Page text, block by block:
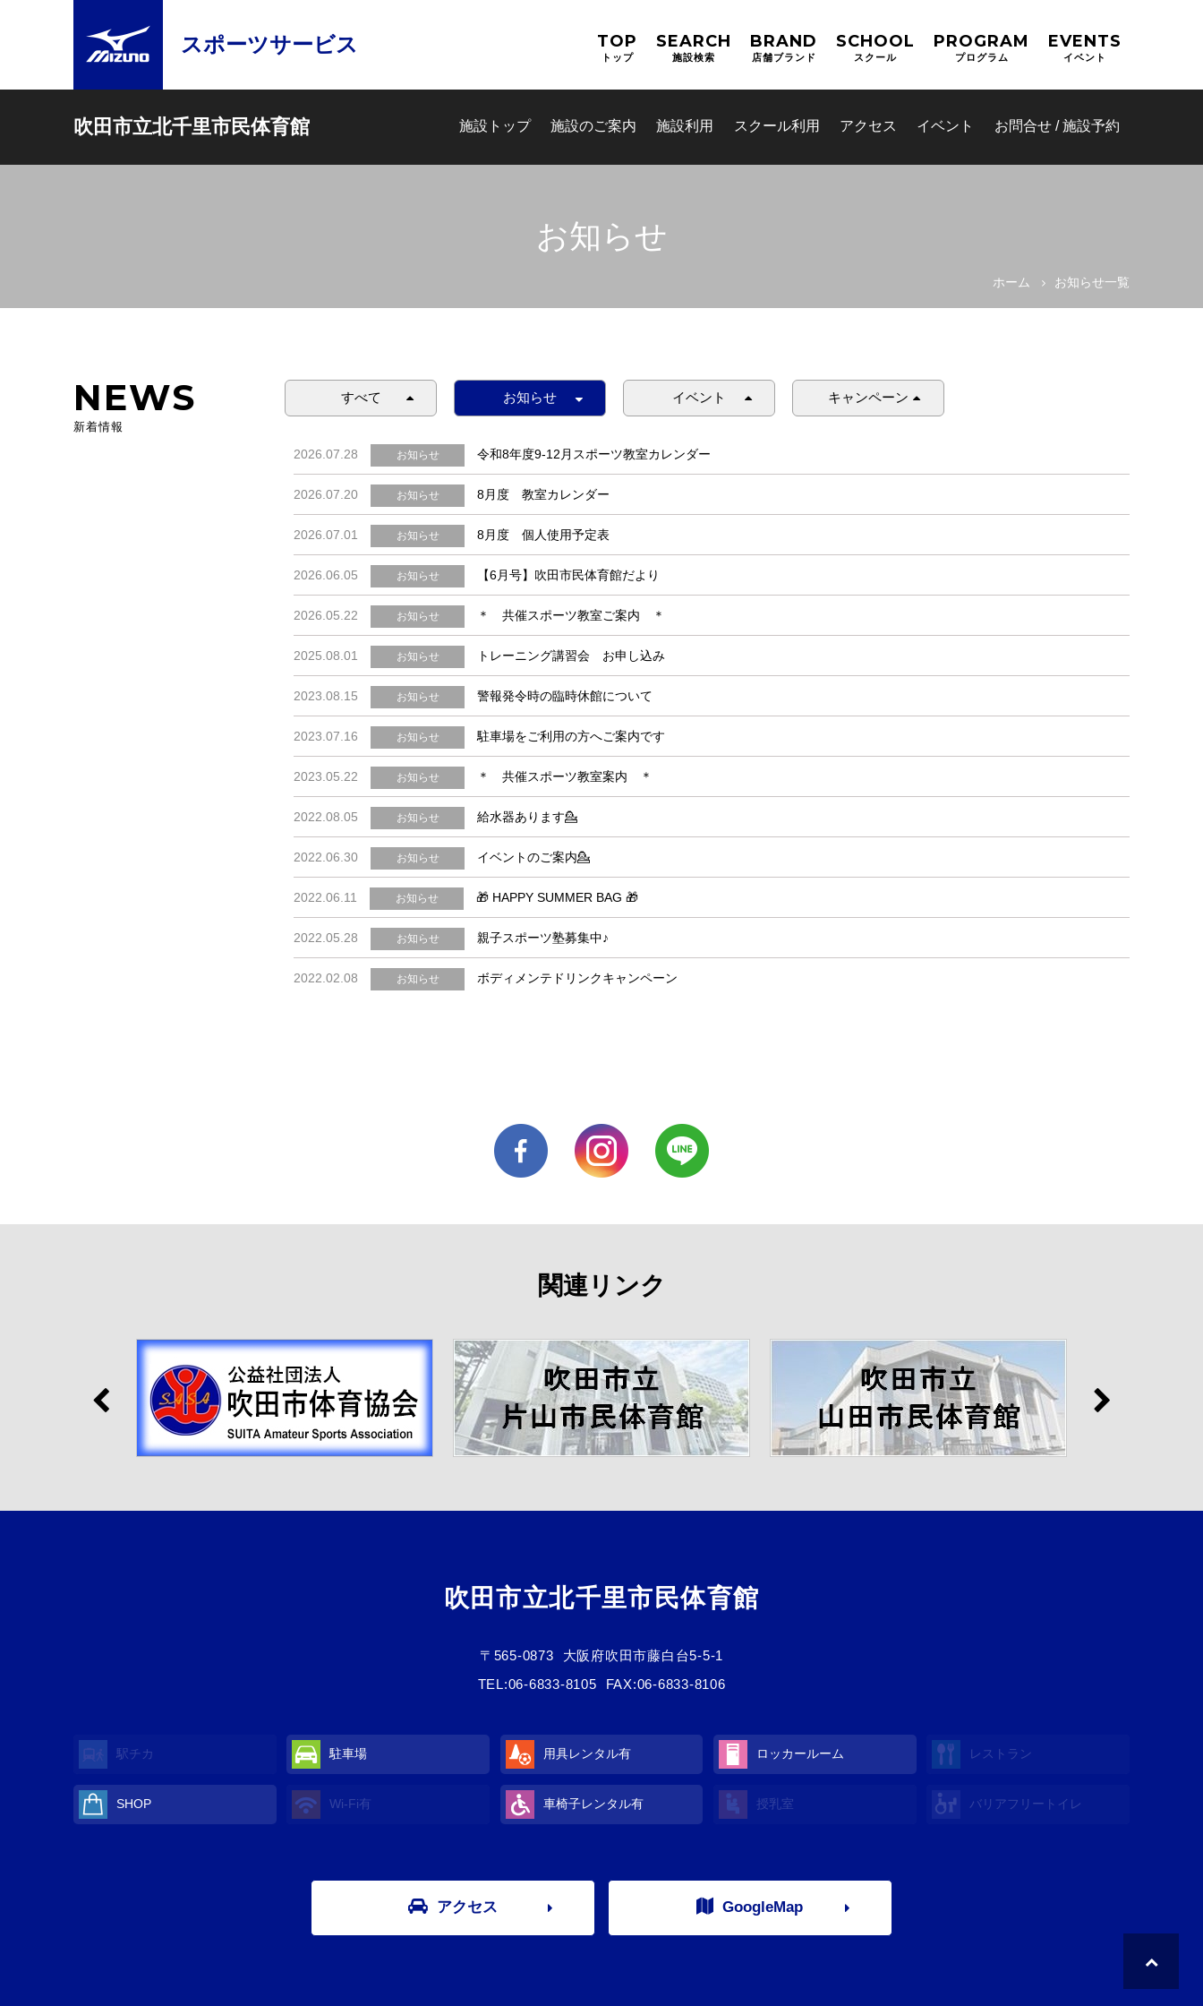
スポーツサービス TOP
トップ
SEARCH
施設検索
BRAND
店舗ブランド
SCHOOL
スクール
PROGRAM
プログラム
EVENTS
イベント
吹田市立北千里市民体育館 施設トップ 施設のご案内 施設利用 スクール利用 アクセス イベント お問合せ / 施設予約
吹田市スポーツ施設予約システム(OPAS)
お知らせ
ホーム お知らせ一覧
NEWS
新着情報
すべて お知らせ イベント キャンペーン
2026.07.28 お知らせ 令和8年度9-12月スポーツ教室カレンダー
2026.07.20 お知らせ 8月度 教室カレンダー
2026.07.01 お知らせ 8月度 個人使用予定表
2026.06.05 お知らせ 【6月号】吹田市民体育館だより
2026.05.22 お知らせ ＊ 共催スポーツ教室ご案内 ＊
2025.08.01 お知らせ トレーニング講習会 お申し込み
2023.08.15 お知らせ 警報発令時の臨時休館について
2023.07.16 お知らせ 駐車場をご利用の方へご案内です
2023.05.22 お知らせ ＊ 共催スポーツ教室案内 ＊
2022.08.05 お知らせ 給水器あります💁
2022.06.30 お知らせ イベントのご案内💁
2022.06.11 お知らせ 🎁 HAPPY SUMMER BAG 🎁
2022.05.28 お知らせ 親子スポーツ塾募集中♪
2022.02.08 お知らせ ボディメンテドリンクキャンペーン
関連リンク
吹田市立北千里市民体育館
〒565-0873
大阪府吹田市藤白台5-5-1
TEL:06-6833-8105 FAX:06-6833-8106
駅チカ 駐車場 用具レンタル有 ロッカールーム レストラン
SHOP Wi-Fi有 車椅子レンタル有 授乳室 バリアフリートイレ
アクセス GoogleMap